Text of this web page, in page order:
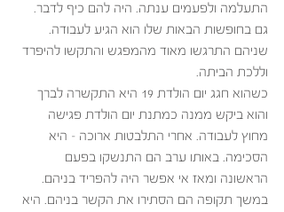
התעלמה ולפעמים ענתה. היה להם כיף לדבר.
גם בחופשות הבאות שלו הוא הגיע לעבודה.
שניהם התרגשו מאוד מהמפגש והתקשו להיפרד
וללכת הביתה.
כשהוא חגג יום הולדת 19 היא התקשרה לברך
והוא ביקש ממנה כמתנת יום הולדת פגישה
מחוץ לעבודה. אחרי התלבטות ארוכה – היא
הסכימה. באותו ערב הם התנשקו בפעם
הראשונה ומאז אי אפשר היה להפריד בניהם.
במשך תקופה הם הסתירו את הקשר בניהם. היא